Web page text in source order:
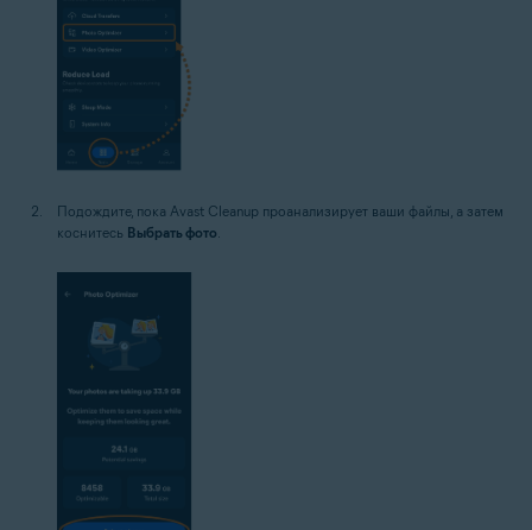
Подождите, пока Avast Cleanup проанализирует ваши файлы, а затем
коснитесь Выбрать фото.